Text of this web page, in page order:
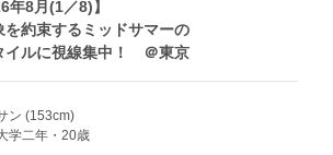
年8月(1／8)】
を約束するミッドサマーの
イルに視線集中！ ＠東京
ン (153cm)
学二年・20歳